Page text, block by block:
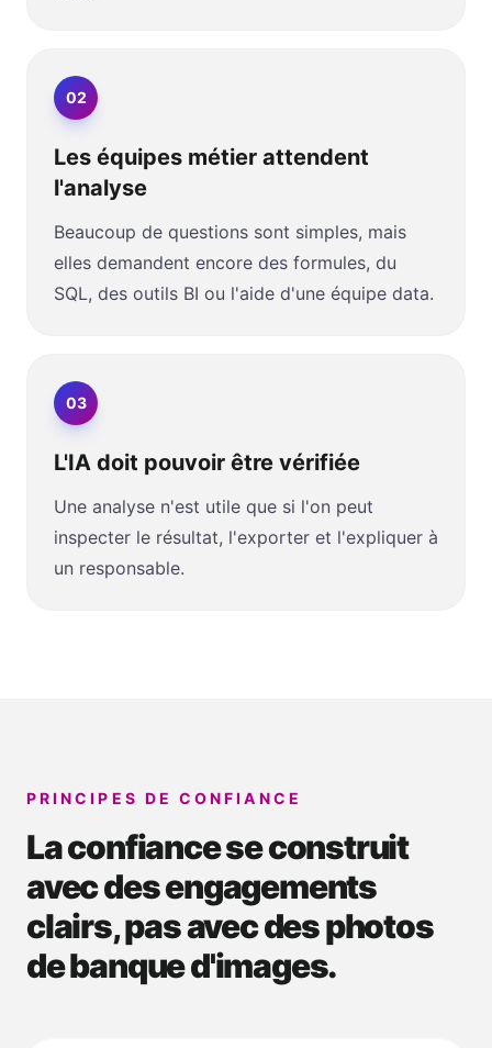
02
Les équipes métier attendent
l'analyse
Beaucoup de questions sont simples, mais
elles demandent encore des formules, du
SQL, des outils BI ou l'aide d'une équipe data.
03
L'IA doit pouvoir être vérifiée
Une analyse n'est utile que si l'on peut
inspecter le résultat, l'exporter et l'expliquer à
un responsable.
PRINCIPES DE CONFIANCE
La confiance se construit
avec des engagements
clairs, pas avec des photos
de banque d'images.